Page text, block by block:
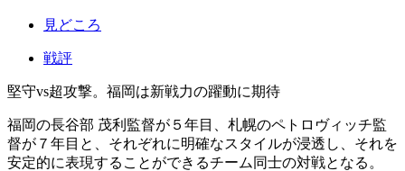
見どころ
戦評
堅守vs超攻撃。福岡は新戦力の躍動に期待
福岡の長谷部 茂利監督が５年目、札幌のペトロヴィッチ監
督が７年目と、それぞれに明確なスタイルが浸透し、それを
安定的に表現することができるチーム同士の対戦となる。